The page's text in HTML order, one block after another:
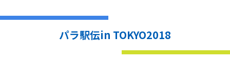
パラ駅伝in TOKYO2018